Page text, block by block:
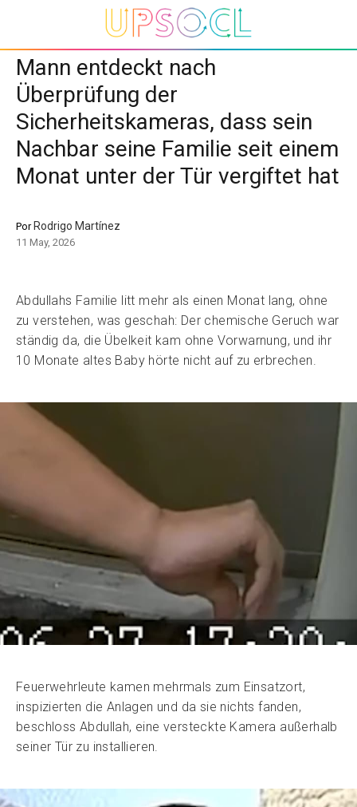
Mann entdeckt nach
Überprüfung der
Sicherheitskameras, dass sein
Nachbar seine Familie seit einem
Monat unter der Tür vergiftet hat
Por Rodrigo Martínez
11 May, 2026
Abdullahs Familie litt mehr als einen Monat lang, ohne
zu verstehen, was geschah: Der chemische Geruch war
ständig da, die Übelkeit kam ohne Vorwarnung, und ihr
10 Monate altes Baby hörte nicht auf zu erbrechen.
Feuerwehrleute kamen mehrmals zum Einsatzort,
inspizierten die Anlagen und da sie nichts fanden,
beschloss Abdullah, eine versteckte Kamera außerhalb
seiner Tür zu installieren.